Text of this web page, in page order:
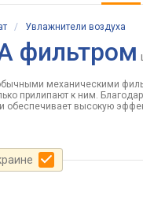
/ Увлажнители воздуха
фильтром
механическими
прилипают к ним.
высокую